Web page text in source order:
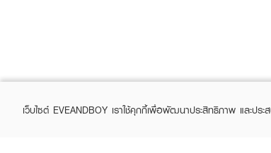
เว็บไซต์ EVEANDBOY เราใช้คุกกี้เพื่อพัฒนาประสิทธิภาพ และป